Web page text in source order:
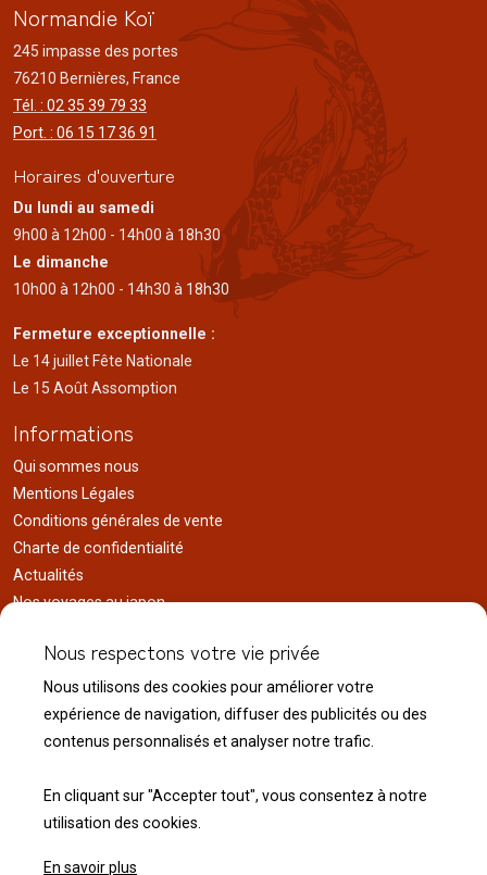
Normandie Koï
245 impasse des portes
76210 Bernières, France
Tél. : 02 35 39 79 33
Port. : 06 15 17 36 91
Horaires d'ouverture
Du lundi au samedi
9h00 à 12h00 - 14h00 à 18h30
Le dimanche
10h00 à 12h00 - 14h30 à 18h30
Fermeture exceptionnelle :
Le 14 juillet Fête Nationale
Le 15 Août Assomption
Informations
Qui sommes nous
Mentions Légales
Conditions générales de vente
Charte de confidentialité
Actualités
Nos voyages au japon
Liens utiles
Service client
Nous contacter
Modalité de retour
Nous respectons votre vie privée
Nous utilisons des cookies pour améliorer votre
expérience de navigation, diffuser des publicités ou des
contenus personnalisés et analyser notre trafic.
En cliquant sur "Accepter tout", vous consentez à notre
utilisation des cookies.
En savoir plus